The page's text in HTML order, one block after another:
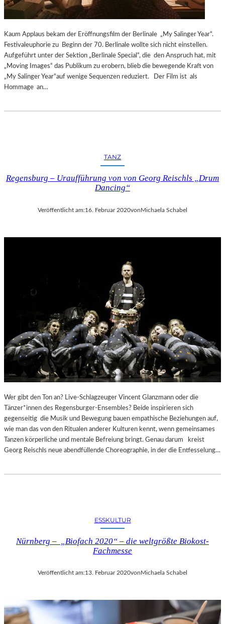
S
T
K
I
R
C
“
–
E
I
N
T
D
G
E
O
N
E
N
E
R
Z
A
B
E
R
T
E
Kaum Applaus bekam der Eröffnungsfilm der Berlinale „My Salinger Year“.
Festivaleuphorie zu Beginn der 70. Berlinale wollte sich nicht einstellen.
Aufgeführt unter der Sektion „Berlinale Special“, die den Anspruch hat, mit
„Moving Images“ das Publikum zu erobern, blieb die bewegende Kraft von
„My Salinger Year“auf wenige Sequenzen reduziert. Der Film ist als
Hommage an…
TANZ
Regensburg – Uraufführung von von Georg Reischls „Drum
Dancing“
Veröffentlicht am:16. Februar 2020vonMichaela Schabel
Wer gibt den Ton an? Live-Schlagzeuger Vincent Glanzmann oder die
Tänzer*innen des Regensburger-Ensembles? Beide inspirieren sich
gegenseitig die Musik und Bewegung bauen empathische Beziehungen auf,
wie man das von den Ritualen anderer Kulturen kennt, wenn gemeinsames
Tanzen körperliche und mentale Befreiung bringt. Genau darum kreist
Georg Reischls neue abendfüllende Choreographie, in der die Entfesselung…
ESSKULTUR
Nürnberg – „Biofach 2020“ – die weltgrößte Biokost-
Fachmesse
Veröffentlicht am:13. Februar 2020vonMichaela Schabel